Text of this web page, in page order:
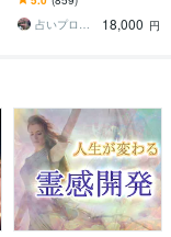
し、大三合会局、天剋地
冲等も自動表示します
占いプログラマDeguchi
18,000 円